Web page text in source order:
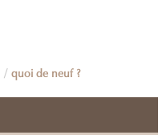
quoi de neuf ?